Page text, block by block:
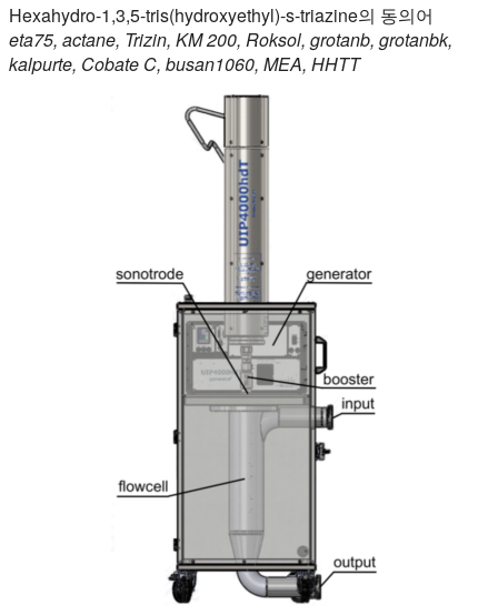
Hexahydro-1,3,5-tris(hydroxyethyl)-s-triazine의 동의어
eta75, actane, Trizin, KM 200, Roksol, grotanb, grotanbk,
kalpurte, Cobate C, busan1060, MEA, HHTT